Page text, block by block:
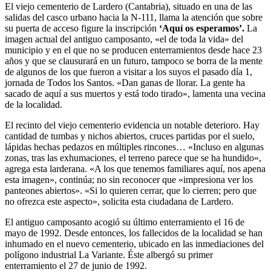
El viejo cementerio de Lardero (Cantabria), situado en una de las
salidas del casco urbano hacia la N-111, llama la atención que sobre
su puerta de acceso figure la inscripción ‘Aquí os esperamos’. La
imagen actual del antiguo camposanto, «el de toda la vida» del
municipio y en el que no se producen enterramientos desde hace 23
años y que se clausurará en un futuro, tampoco se borra de la mente
de algunos de los que fueron a visitar a los suyos el pasado día 1,
jornada de Todos los Santos. «Dan ganas de llorar. La gente ha
sacado de aquí a sus muertos y está todo tirado», lamenta una vecina
de la localidad.
El recinto del viejo cementerio evidencia un notable deterioro. Hay
cantidad de tumbas y nichos abiertos, cruces partidas por el suelo,
lápidas hechas pedazos en múltiples rincones… «Incluso en algunas
zonas, tras las exhumaciones, el terreno parece que se ha hundido»,
agrega esta larderana. «A los que tenemos familiares aquí, nos apena
esta imagen», continúa; no sin reconocer que «impresiona ver los
panteones abiertos». «Si lo quieren cerrar, que lo cierren; pero que
no ofrezca este aspecto», solicita esta ciudadana de Lardero.
El antiguo camposanto acogió su último enterramiento el 16 de
mayo de 1992. Desde entonces, los fallecidos de la localidad se han
inhumado en el nuevo cementerio, ubicado en las inmediaciones del
polígono industrial La Variante. Éste albergó su primer
enterramiento el 27 de junio de 1992.